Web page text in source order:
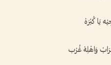
يَا كُبْرَهْ
وَاهْلِهْ غُرْب